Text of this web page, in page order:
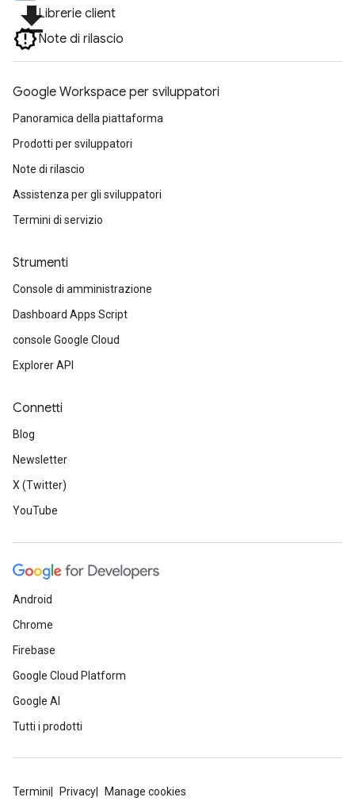
file_downloadLibrerie client
Note di rilascio
Google Workspace per sviluppatori
Panoramica della piattaforma
Prodotti per sviluppatori
Note di rilascio
Assistenza per gli sviluppatori
Termini di servizio
Strumenti
Console di amministrazione
Dashboard Apps Script
console Google Cloud
Explorer API
Connetti
Blog
Newsletter
X (Twitter)
YouTube
Android
Chrome
Firebase
Google Cloud Platform
Google AI
Tutti i prodotti
Termini Privacy Manage cookies